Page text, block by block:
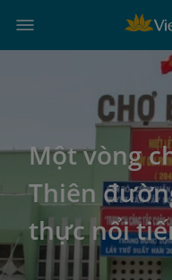
Một vòng
Thiên
thực nổi